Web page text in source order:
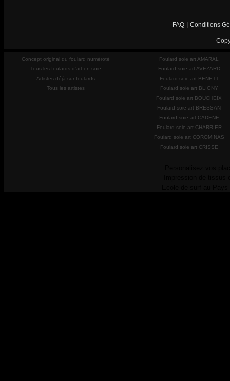
FAQ Conditions
Concept original du foulard numéroté
Tous les foulards d'art en soie
Artistes déjà sur foulards
Tous les artistes
Foulard soie art AMARAL
Foulard soie art AVEZARD
Foulard soie art BENETT
Foulard soie art BLIGNY
Foulard soie art BOUCHEIX
Foulard soie art BRESSAN
Foulard soie art CADENE
Foulard soie art CHARRIER
Foulard soie art COROMINAS
Foulard soie art CRISSE